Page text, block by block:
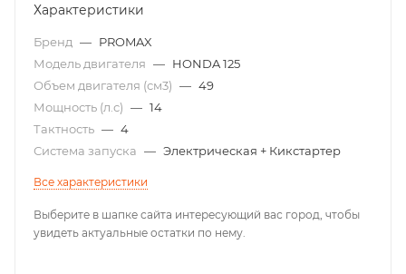
Характеристики
Бренд — PROMAX
Модель двигателя — HONDA 125
Объем двигателя (см3) — 49
Мощность (л.с) — 14
Тактность — 4
Система запуска — Электрическая + Кикстартер
Все характеристики
Выберите в шапке сайта интересующий вас город, чтобы
увидеть актуальные остатки по нему.